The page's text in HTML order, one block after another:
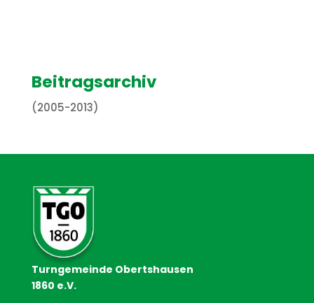
Beitragsarchiv
(2005-2013)
Turngemeinde Obertshausen
1860 e.V.